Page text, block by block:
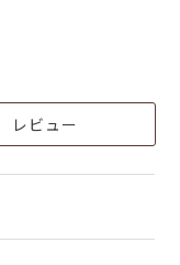
レビュー